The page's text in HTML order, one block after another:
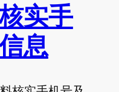
实手
息